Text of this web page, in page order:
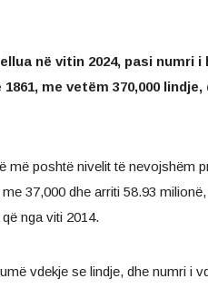
në vitin 2024, pasi numri i
me vetëm 370,000
më poshtë nivelit të nevojshëm
37,000 dhe arriti 58.93
nga viti 2014.
vdekje se lindje, dhe numri i